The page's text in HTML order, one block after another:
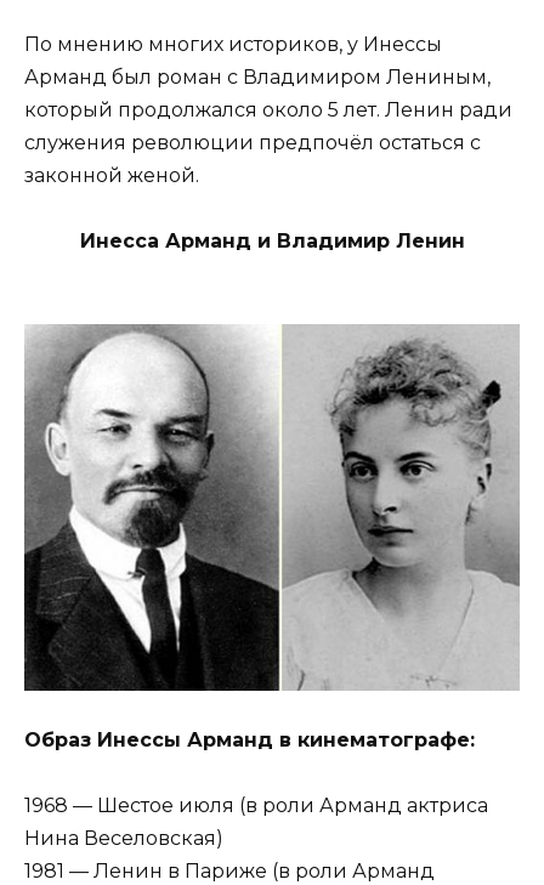
По мнению многих историков, у Инессы
Арманд был роман с Владимиром Лениным,
который продолжался около 5 лет. Ленин ради
служения революции предпочёл остаться с
законной женой.
Инесса Арманд и Владимир Ленин
Образ Инессы Арманд в кинематографе:
1968 — Шестое июля (в роли Арманд актриса
Нина Веселовская)
1981 — Ленин в Париже (в роли Арманд